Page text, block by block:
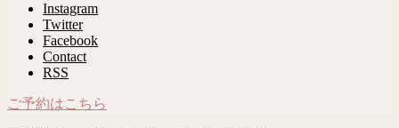
Instagram
Twitter
Facebook
Contact
RSS
ご予約はこちら